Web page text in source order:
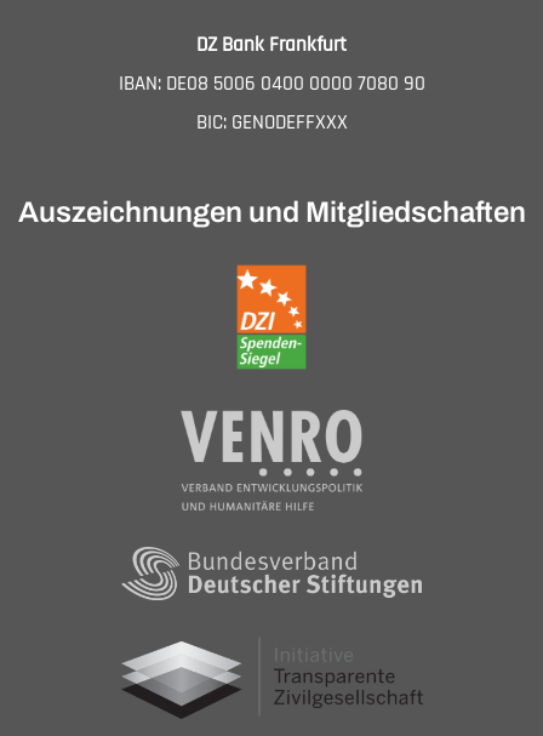
DZ Bank Frankfurt
IBAN: DE08 5006 0400 0000 7080 90
BIC: GENODEFFXXX
Auszeichnungen und Mitgliedschaften